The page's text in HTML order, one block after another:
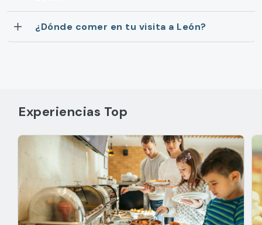
¿Dónde comer en tu visita a León?
Experiencias Top